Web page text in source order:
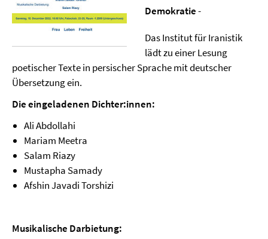
Demokratie-
Das Institut für Iranistik
lädt zu einer Lesung
poetischer Texte in persischer Sprache mit deutscher
Übersetzung ein.
Die eingeladenen Dichter:innen:
Ali Abdollahi
Mariam Meetra
Salam Riazy
Mustapha Samady
Afshin Javadi Torshizi
Musikalische Darbietung: